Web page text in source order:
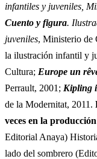
infantiles y juveniles ,
Cuento y figura.
juveniles, Ministerio de
la ilustración infantil y
Cultura; Europe un
Perrault, 2001; Kipling
de la Modernitat, 2011.
veces en la
Editorial Anaya)
lado del sombrero